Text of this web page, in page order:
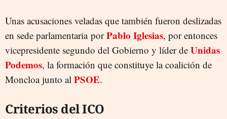
Unas acusaciones veladas que también fueron deslizadas
en sede parlamentaria porPablo Iglesias, por entonces
vicepresidente segundo del Gobierno y líder de Unidas
Podemos, la formación que constituye la coalición de
Moncloa junto al PSOE.
Criterios del ICO